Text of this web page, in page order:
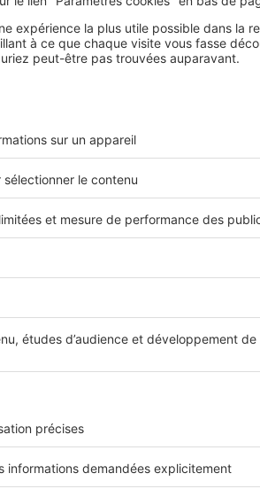
permis de construire délivré et le
commencer ! Deux importantes
œuvre et le second œuvre.
d'une maison en bois ?
comment cela se passe ?
d’une maison en kit ?
à distance ?
des travaux, quel est le délai pour
par une succession d’étapes
à votre banquier, car, si
elles, sont toujours aussi
augmentez votre apport